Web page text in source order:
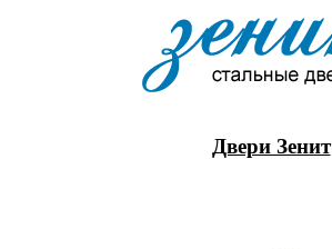
Двери Зенит